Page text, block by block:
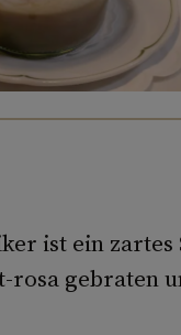
ist ein
rosa gebraten